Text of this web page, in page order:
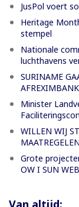
JusPol voert
Heritage
stempel
Nationale
luchthavens
SURINAME
AFREXIMBANK
Minister
WILLEN WIJ
Grote
OW I SUN